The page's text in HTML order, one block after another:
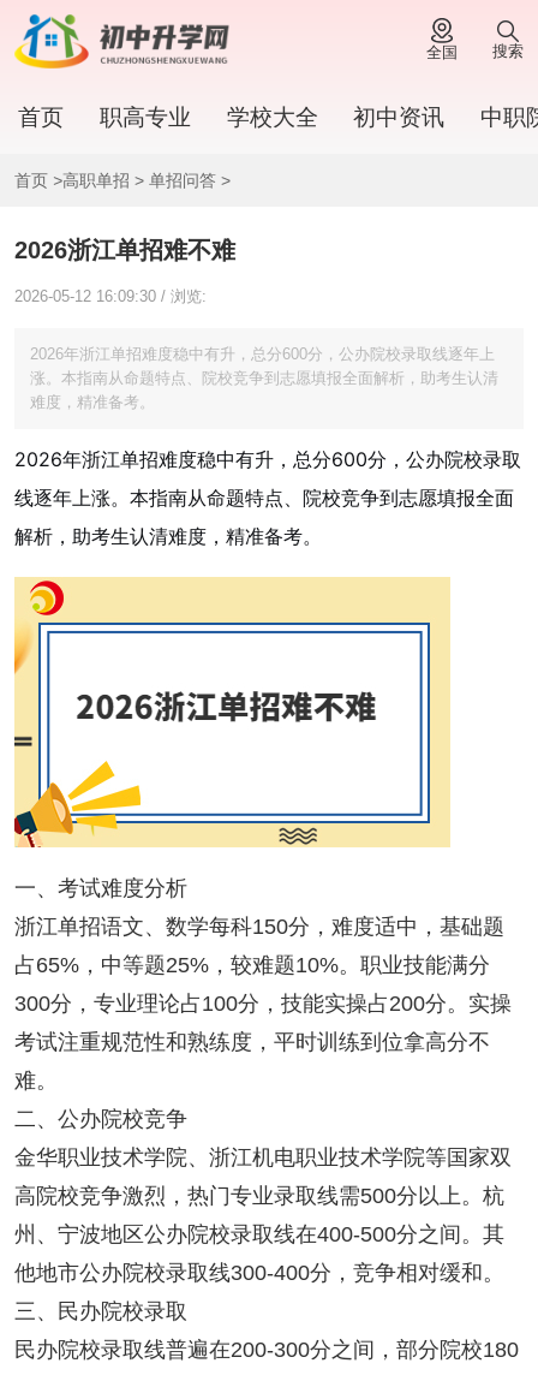
全国 搜索
首页 职高专业 学校大全 初中资讯 中职
首页 >高职单招 > 单招问答>
2026浙江单招难不难
2026-05-12 16:09:30 / 浏览:
2026年浙江单招难度稳中有升，总分600分，公办院校录取线逐年上
涨。本指南从命题特点、院校竞争到志愿填报全面解析，助考生认清
难度，精准备考。
2026年浙江单招难度稳中有升，总分600分，公办院校录取
线逐年上涨。本指南从命题特点、院校竞争到志愿填报全面
解析，助考生认清难度，精准备考。
一、考试难度分析
浙江单招语文、数学每科150分，难度适中，基础题
占65%，中等题25%，较难题10%。职业技能满分
300分，专业理论占100分，技能实操占200分。实操
考试注重规范性和熟练度，平时训练到位拿高分不
难。
二、公办院校竞争
金华职业技术学院、浙江机电职业技术学院等国家双
高院校竞争激烈，热门专业录取线需500分以上。杭
州、宁波地区公办院校录取线在400-500分之间。其
他地市公办院校录取线300-400分，竞争相对缓和。
三、民办院校录取
民办院校录取线普遍在200-300分之间，部分院校180